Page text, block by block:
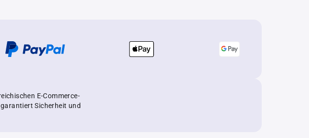
E-Commerce-
Sicherheit und